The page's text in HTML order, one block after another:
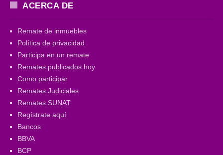
ACERCA DE
Remate de inmuebles
Política de privacidad
Participa en un remate
Remates publicados hoy
Como participar
Remates Judiciales
Remates SUNAT
Regístrate aquí
Bancos
BBVA
BCP